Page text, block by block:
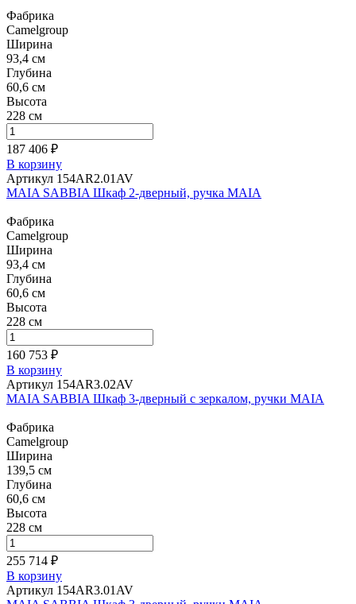
Фабрика
Camelgroup
Ширина
93,4 см
Глубина
60,6 см
Высота
228 см
187 406 ₽
В корзину
Артикул 154AR2.01AV
MAIA SABBIA Шкаф 2-дверный, ручка MAIA
Фабрика
Camelgroup
Ширина
93,4 см
Глубина
60,6 см
Высота
228 см
160 753 ₽
В корзину
Артикул 154AR3.02AV
MAIA SABBIA Шкаф 3-дверный с зеркалом, ручки MAIA
Фабрика
Camelgroup
Ширина
139,5 см
Глубина
60,6 см
Высота
228 см
255 714 ₽
В корзину
Артикул 154AR3.01AV